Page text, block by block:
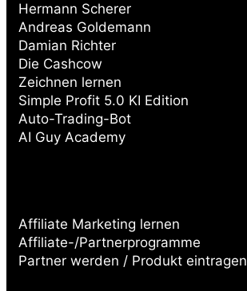
Hermann Scherer
Andreas Goldemann
Damian Richter
Die Cashcow
Zeichnen lernen
Simple Profit 5.0 KI Edition
Auto-Trading-Bot
AI Guy Academy
Affiliate Marketing lernen
Affiliate-/Partnerprogramme
Partner werden / Produkt eintragen